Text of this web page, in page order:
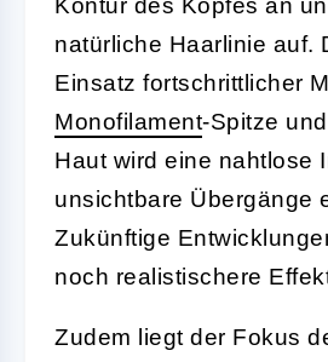
Kontur des Kopfes an
natürliche Haarlinie auf.
Einsatz fortschrittlicher
Monofilament-Spitze
Haut wird eine nahtlose
unsichtbare Übergänge
Zukünftige
noch realistischere
Zudem liegt der Fokus